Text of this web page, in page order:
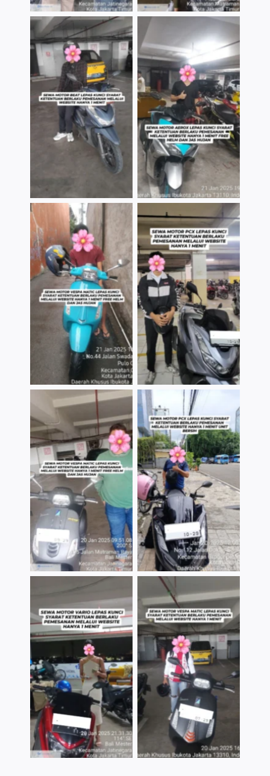
TNo Caption TNo Caption
TNo Caption TNo Caption
TNo Caption TNo Caption
TNo Caption TNo Caption